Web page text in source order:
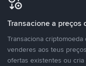
Transacione a preços
Transaciona
venderes aos teus
ofertas existentes ou